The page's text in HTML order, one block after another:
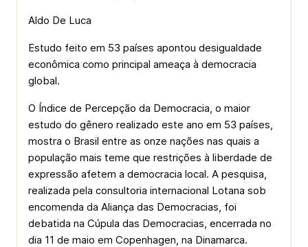
Aldo De Luca
Estudo feito em 53 países apontou desigualdade
econômica como principal ameaça à democracia
global.
O Índice de Percepção da Democracia, o maior
estudo do gênero realizado este ano em 53 países,
mostra o Brasil entre as onze nações nas quais a
população mais teme que restrições à liberdade de
expressão afetem a democracia local. A pesquisa,
realizada pela consultoria internacional Lotana sob
encomenda da Aliança das Democracias, foi
debatida na Cúpula das Democracias, encerrada no
dia 11 de maio em Copenhagen, na Dinamarca.